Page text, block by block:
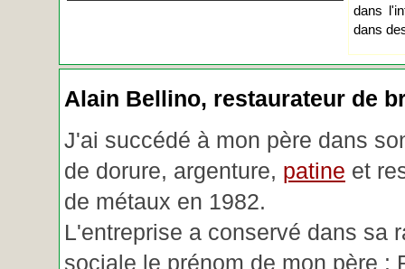
dans
dans
Alain Bellino, restaurateur de
J'ai succédé à mon père dans
de dorure, argenture, patine et
de métaux en 1982.
L'entreprise a conservé dans sa
sociale le prénom de mon père :